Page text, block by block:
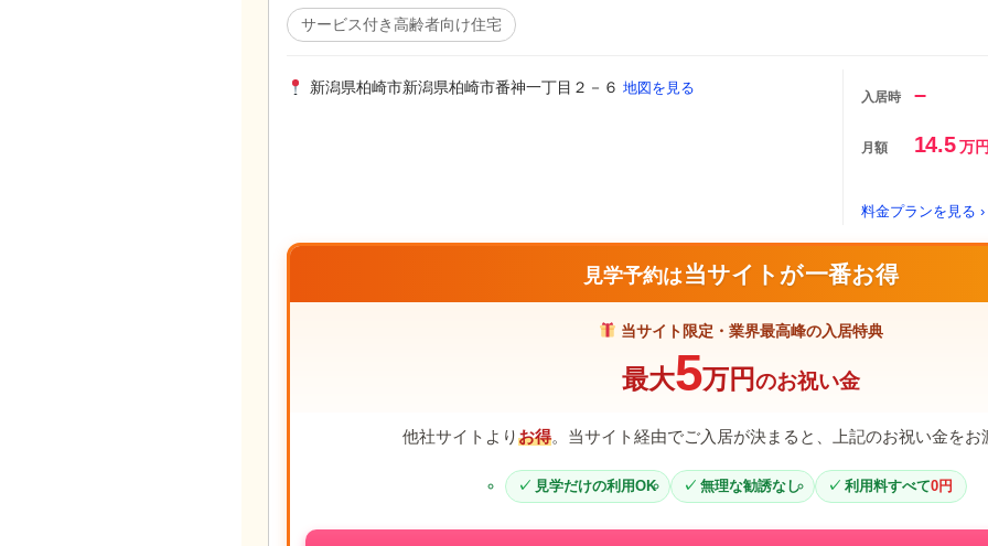
サービス付き高齢者向け住宅
新潟県柏崎市新潟県柏崎市番神一丁目２－６地図を見る
入居時 –
月額 14.5万
料金プランを見る ›
見学予約は 当サイトが一番お得
当サイト限定・業界最高峰の入居特典
最大5万円のお祝い金
他社サイトよりお得。当サイト経由でご入居が決まると、上記のお祝い金をお
見学だけの利用OK 無理な勧誘なし 利用料すべて0円